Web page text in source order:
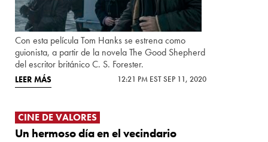
Con esta película Tom Hanks se estrena como
guionista, a partir de la novela The Good Shepherd
del escritor británico C. S. Forester.
LEER MÁS 12:21 PM EST SEP 11, 2020
CINE DE VALORES
Un hermoso día en el vecindario